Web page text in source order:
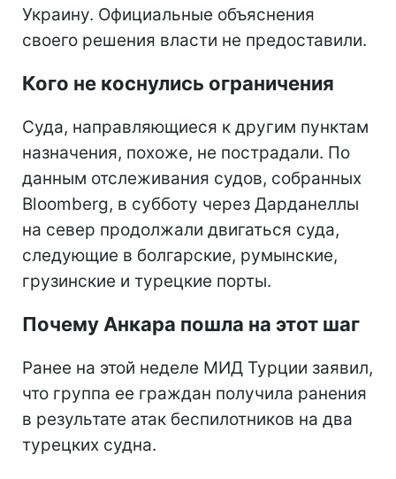
Украину. Официальные объяснения
своего решения власти не предоставили.
Кого не коснулись ограничения
Суда, направляющиеся к другим пунктам
назначения, похоже, не пострадали. По
данным отслеживания судов, собранных
Bloomberg, в субботу через Дарданеллы
на север продолжали двигаться суда,
следующие в болгарские, румынские,
грузинские и турецкие порты.
Почему Анкара пошла на этот шаг
Ранее на этой неделе МИД Турции заявил,
что группа ее граждан получила ранения
в результате атак беспилотников на два
турецких судна.